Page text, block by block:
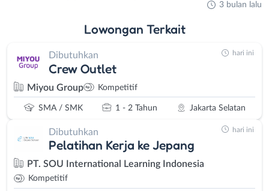
3 bulan lalu
Lowongan Terkait
Dibutuhkan
Crew Outlet
Miyou Group Kompetitif
SMA / SMK 1 - 2 Tahun Jakarta Selatan
hari ini
Dibutuhkan
Pelatihan Kerja ke Jepang
PT. SOU International Learning Indonesia
Kompetitif
hari ini